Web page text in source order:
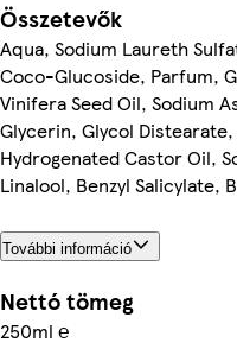
Összetevők
Aqua, Sodium Laureth
Coco-Glucoside, Parfum,
Vinifera Seed Oil, Sodium
Glycerin, Glycol
Hydrogenated Castor Oil,
Linalool, Benzyl Salicylate,
További információ
Nettó tömeg
250ml ℮